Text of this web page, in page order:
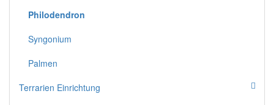
Philodendron
Syngonium
Palmen
Terrarien Einrichtung